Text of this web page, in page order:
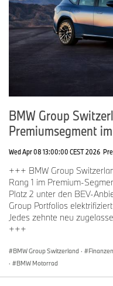
BMW Group
Premiumsegment
Wed Apr 08 13:00:00 CEST 2026
+++ BMW Group
Rang 1 im Premium-
Platz 2 unter den BEV-
Group Portfolios
Jedes zehnte neu
+++
BMW Group Switzerland ·
·
BMW Motorrad